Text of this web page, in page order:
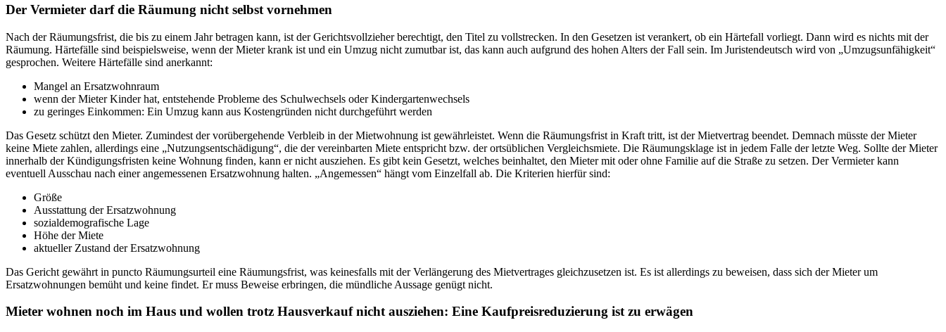
Der Vermieter darf die Räumung nicht selbst vornehmen
Nach der Räumungsfrist, die bis zu einem Jahr betragen kann, ist der Gerichtsvollzieher berechtigt, den Titel zu vollstrecken. In den Gesetzen ist verankert, ob ein Härtefall vorliegt. Dann wird es nichts mit der
Räumung. Härtefälle sind beispielsweise, wenn der Mieter krank ist und ein Umzug nicht zumutbar ist, das kann auch aufgrund des hohen Alters der Fall sein. Im Juristendeutsch wird von „Umzugsunfähigkeit“
gesprochen. Weitere Härtefälle sind anerkannt:
Mangel an Ersatzwohnraum
wenn der Mieter Kinder hat, entstehende Probleme des Schulwechsels oder Kindergartenwechsels
zu geringes Einkommen: Ein Umzug kann aus Kostengründen nicht durchgeführt werden
Das Gesetz schützt den Mieter. Zumindest der vorübergehende Verbleib in der Mietwohnung ist gewährleistet. Wenn die Räumungsfrist in Kraft tritt, ist der Mietvertrag beendet. Demnach müsste der Mieter
keine Miete zahlen, allerdings eine „Nutzungsentschädigung“, die der vereinbarten Miete entspricht bzw. der ortsüblichen Vergleichsmiete. Die Räumungsklage ist in jedem Falle der letzte Weg. Sollte der Mieter
innerhalb der Kündigungsfristen keine Wohnung finden, kann er nicht ausziehen. Es gibt kein Gesetzt, welches beinhaltet, den Mieter mit oder ohne Familie auf die Straße zu setzen. Der Vermieter kann
eventuell Ausschau nach einer angemessenen Ersatzwohnung halten. „Angemessen“ hängt vom Einzelfall ab. Die Kriterien hierfür sind:
Größe
Ausstattung der Ersatzwohnung
sozialdemografische Lage
Höhe der Miete
aktueller Zustand der Ersatzwohnung
Das Gericht gewährt in puncto Räumungsurteil eine Räumungsfrist, was keinesfalls mit der Verlängerung des Mietvertrages gleichzusetzen ist. Es ist allerdings zu beweisen, dass sich der Mieter um
Ersatzwohnungen bemüht und keine findet. Er muss Beweise erbringen, die mündliche Aussage genügt nicht.
Mieter wohnen noch im Haus und wollen trotz Hausverkauf nicht ausziehen: Eine Kaufpreisreduzierung ist zu erwägen